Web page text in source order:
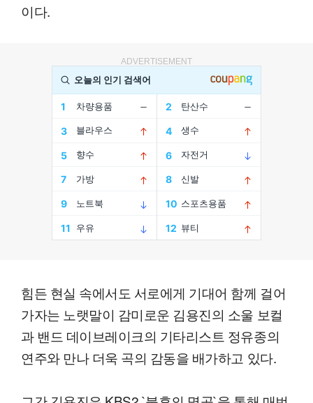
이다.
ADVERTISEMENT
힘든 현실 속에서도 서로에게 기대어 함께 걸어
가자는 노랫말이 감미로운 김용진의 소울 보컬
과 밴드 데이브레이크의 기타리스트 정유종의
연주와 만나 더욱 곡의 감동을 배가하고 있다.